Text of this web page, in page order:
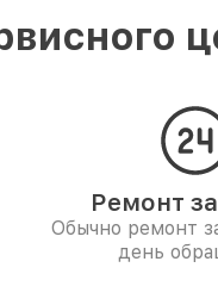
Ремонт
Обычно ремонт
день